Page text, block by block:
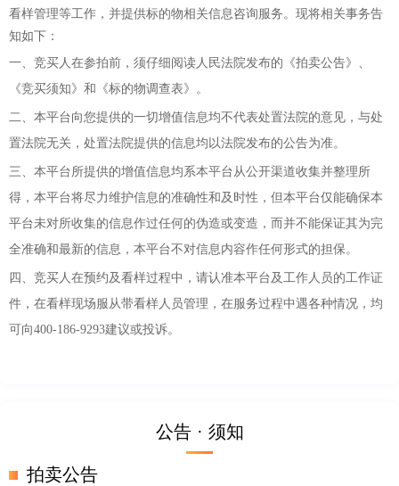
看样管理等工作，并提供标的物相关信息咨询服务。现将相关事务告
知如下：
一、竞买人在参拍前，须仔细阅读人民法院发布的《拍卖公告》、
《竞买须知》和《标的物调查表》。
二、本平台向您提供的一切增值信息均不代表处置法院的意见，与处
置法院无关，处置法院提供的信息均以法院发布的公告为准。
三、本平台所提供的增值信息均系本平台从公开渠道收集并整理所
得，本平台将尽力维护信息的准确性和及时性，但本平台仅能确保本
平台未对所收集的信息作过任何的伪造或变造，而并不能保证其为完
全准确和最新的信息，本平台不对信息内容作任何形式的担保。
四、竞买人在预约及看样过程中，请认准本平台及工作人员的工作证
件，在看样现场服从带看样人员管理，在服务过程中遇各种情况，均
可向400-186-9293建议或投诉。
公告 · 须知
拍卖公告